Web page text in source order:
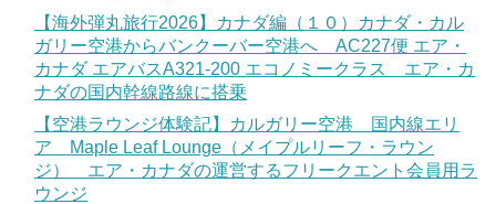
【海外弾丸旅行2026】カナダ編（１０）カナダ・カル
ガリー空港からバンクーバー空港へ AC227便 エア・
カナダ エアバスA321-200 エコノミークラス エア・カ
ナダの国内幹線路線に搭乗
【空港ラウンジ体験記】カルガリー空港 国内線エリ
ア Maple Leaf Lounge（メイプルリーフ・ラウン
ジ） エア・カナダの運営するフリークエント会員用ラ
ウンジ